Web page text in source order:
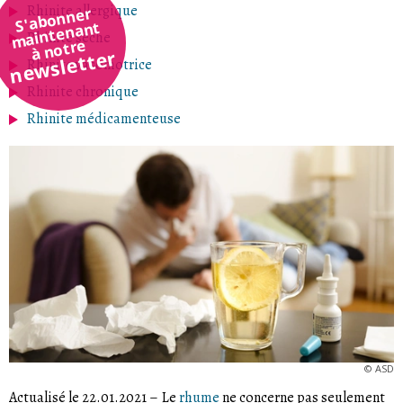
S'abonner
maintenant
à notre
newsletter
Rhinite allergique
Rhinite sèche
Rhinite vasomotrice
Rhinite chronique
Rhinite médicamenteuse
© ASD
Actualisé le 22.01.2021– Lerhumene concerne pas seulement